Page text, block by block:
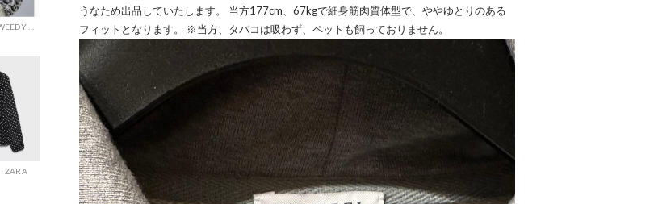
ZARA
うなため出品していたします。 当方177cm、67kgで細身筋肉質体型で、ややゆとりのある
フィットとなります。 ※当方、タバコは吸わず、ペットも飼っておりません。